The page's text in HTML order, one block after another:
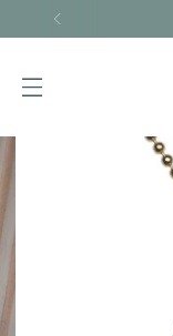
Handarbeit